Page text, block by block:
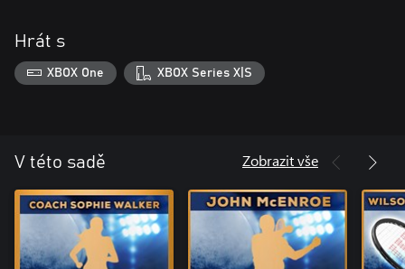
Hrát s
XBOX One XBOX Series X|S
V této sadě Zobrazit vše